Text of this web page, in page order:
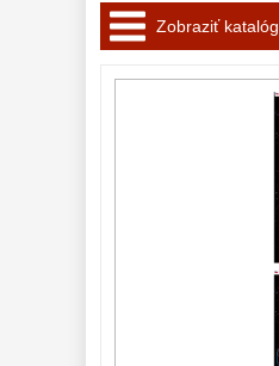
Zobraziť katalóg
222